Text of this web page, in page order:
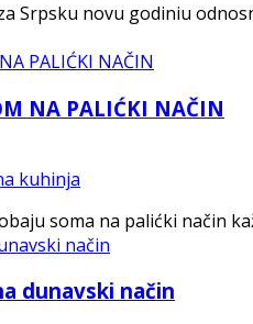
Srpsku novu godiniu
NA PALIĆKI NAČIN
kuhinja
soma na palićki način
dunavski način